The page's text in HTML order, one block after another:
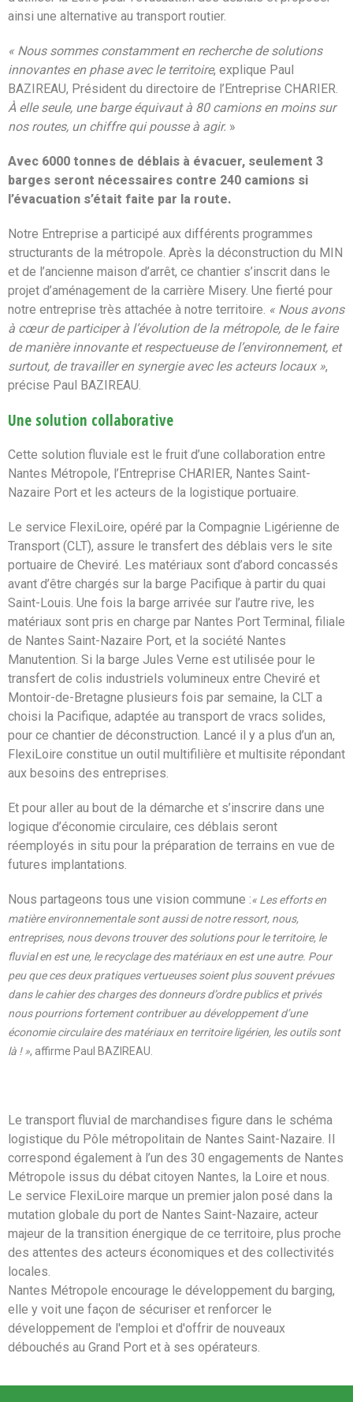
ainsi une alternative au transport routier.
« Nous sommes constamment en recherche de solutions
innovantes en phase avec le territoire, explique Paul
BAZIREAU, Président du directoire de l’Entreprise CHARIER.
À elle seule, une barge équivaut à 80 camions en moins sur
nos routes, un chiffre qui pousse à agir. »
Avec 6000 tonnes de déblais à évacuer, seulement 3
barges seront nécessaires contre 240 camions si
l’évacuation s’était faite par la route.
Notre Entreprise a participé aux différents programmes
structurants de la métropole. Après la déconstruction du MIN
et de l’ancienne maison d’arrêt, ce chantier s’inscrit dans le
projet d’aménagement de la carrière Misery. Une fierté pour
notre entreprise très attachée à notre territoire. « Nous avons
à cœur de participer à l’évolution de la métropole, de le faire
de manière innovante et respectueuse de l’environnement, et
surtout, de travailler en synergie avec les acteurs locaux »,
précise Paul BAZIREAU.
Une solution collaborative
Cette solution fluviale est le fruit d’une collaboration entre
Nantes Métropole, l’Entreprise CHARIER, Nantes Saint-
Nazaire Port et les acteurs de la logistique portuaire.
Le service FlexiLoire, opéré par la Compagnie Ligérienne de
Transport (CLT), assure le transfert des déblais vers le site
portuaire de Cheviré. Les matériaux sont d’abord concassés
avant d’être chargés sur la barge Pacifique à partir du quai
Saint-Louis. Une fois la barge arrivée sur l’autre rive, les
matériaux sont pris en charge par Nantes Port Terminal, filiale
de Nantes Saint-Nazaire Port, et la société Nantes
Manutention. Si la barge Jules Verne est utilisée pour le
transfert de colis industriels volumineux entre Cheviré et
Montoir-de-Bretagne plusieurs fois par semaine, la CLT a
choisi la Pacifique, adaptée au transport de vracs solides,
pour ce chantier de déconstruction. Lancé il y a plus d’un an,
FlexiLoire constitue un outil multifilière et multisite répondant
aux besoins des entreprises.
Et pour aller au bout de la démarche et s’inscrire dans une
logique d’économie circulaire, ces déblais seront
réemployés in situ pour la préparation de terrains en vue de
futures implantations.
Nous partageons tous une vision commune :« Les efforts en
matière environnementale sont aussi de notre ressort, nous,
entreprises, nous devons trouver des solutions pour le territoire, le
fluvial en est une, le recyclage des matériaux en est une autre. Pour
peu que ces deux pratiques vertueuses soient plus souvent prévues
dans le cahier des charges des donneurs d’ordre publics et privés
nous pourrions fortement contribuer au développement d’une
économie circulaire des matériaux en territoire ligérien, les outils sont
là ! », affirme Paul BAZIREAU.
Le transport fluvial de marchandises figure dans le schéma
logistique du Pôle métropolitain de Nantes Saint-Nazaire. Il
correspond également à l’un des 30 engagements de Nantes
Métropole issus du débat citoyen Nantes, la Loire et nous.
Le service FlexiLoire marque un premier jalon posé dans la
mutation globale du port de Nantes Saint-Nazaire, acteur
majeur de la transition énergique de ce territoire, plus proche
des attentes des acteurs économiques et des collectivités
locales.
Nantes Métropole encourage le développement du barging,
elle y voit une façon de sécuriser et renforcer le
développement de l'emploi et d'offrir de nouveaux
débouchés au Grand Port et à ses opérateurs.